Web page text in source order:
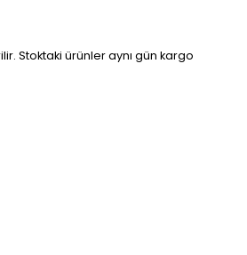
Stoktaki ürünler aynı gün kargo